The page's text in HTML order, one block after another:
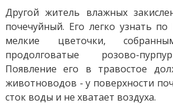
Другой житель влажных
почечуйный. Его легко узнать
мелкие цветочки,
продолговатые розово-
Появление его в травостое
животноводов - у поверхности
сток воды и не хватает воздуха.